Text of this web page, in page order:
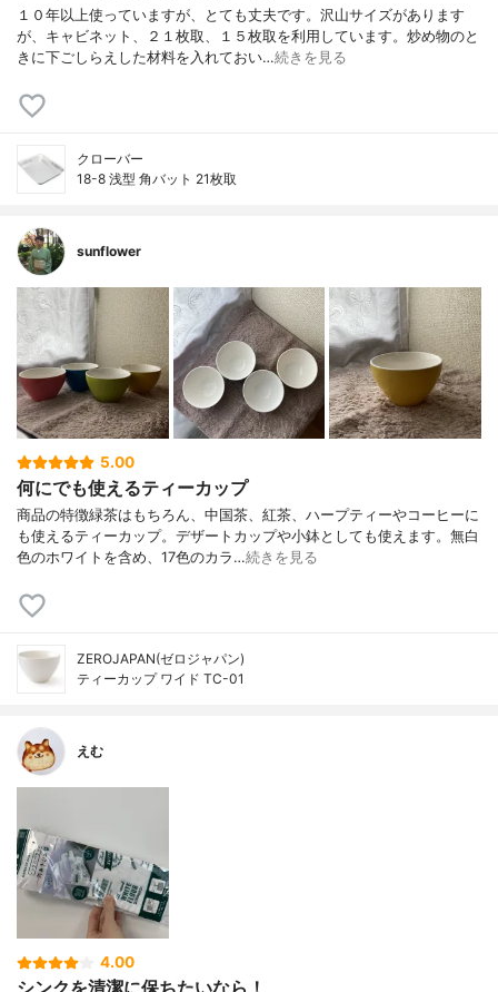
１０年以上使っていますが、とても丈夫です。沢山サイズがあります
が、キャビネット、２１枚取、１５枚取を利用しています。炒め物のと
きに下ごしらえした材料を入れておい…続きを見る
クローバー
18-8 浅型 角バット 21枚取
sunflower
5.00
何にでも使えるティーカップ
商品の特徴緑茶はもちろん、中国茶、紅茶、ハープティーやコーヒーに
も使えるティーカップ。デザートカップや小鉢としても使えます。無白
色のホワイトを含め、17色のカラ…続きを見る
ZEROJAPAN(ゼロジャパン)
ティーカップ ワイド TC-01
えむ
4.00
シンクを清潔に保ちたいなら！